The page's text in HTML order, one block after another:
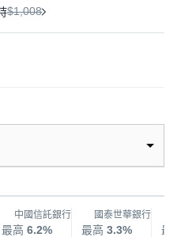
$1,008
中國信託銀行
最高 6.2%
國泰世華銀行
最高 3.3% 最